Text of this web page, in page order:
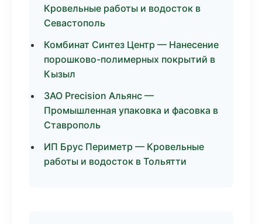
Кровельные работы и водосток в
Севастополь
Комбинат Синтез Центр — Нанесение
порошково-полимерных покрытий в
Кызыл
ЗАО Precision Альянс —
Промышленная упаковка и фасовка в
Ставрополь
ИП Брус Периметр — Кровельные
работы и водосток в Тольятти